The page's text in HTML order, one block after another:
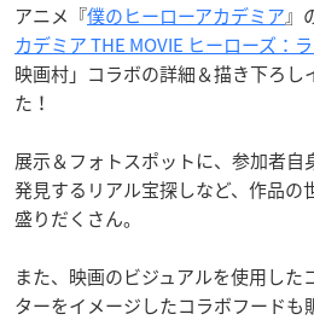
アニメ『僕のヒーローアカデミア』
カデミア THE MOVIE ヒーローズ：ラ
映画村」コラボの詳細＆描き下ろし
た！
展示＆フォトスポットに、参加者自
発見するリアル宝探しなど、作品の
盛りだくさん。
また、映画のビジュアルを使用した
ターをイメージしたコラボフードも